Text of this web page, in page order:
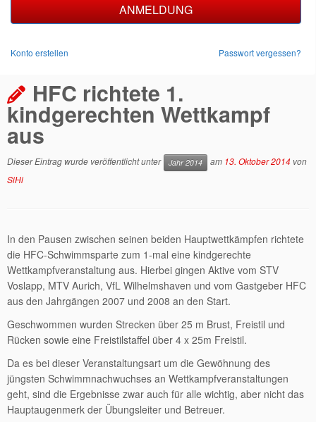
ANMELDUNG
Konto erstellen Passwort vergessen?
HFC richtete 1.
kindgerechten Wettkampf
aus
Dieser Eintrag wurde veröffentlicht unter Jahr 2014 am 13. Oktober 2014 von
SiHi
In den Pausen zwischen seinen beiden Hauptwettkämpfen richtete
die HFC-Schwimmsparte zum 1-mal eine kindgerechte
Wettkampfveranstaltung aus. Hierbei gingen Aktive vom STV
Voslapp, MTV Aurich, VfL Wilhelmshaven und vom Gastgeber HFC
aus den Jahrgängen 2007 und 2008 an den Start.
Geschwommen wurden Strecken über 25 m Brust, Freistil und
Rücken sowie eine Freistilstaffel über 4 x 25m Freistil.
Da es bei dieser Veranstaltungsart um die Gewöhnung des
jüngsten Schwimmnachwuchses an Wettkampfveranstaltungen
geht, sind die Ergebnisse zwar auch für alle wichtig, aber nicht das
Hauptaugenmerk der Übungsleiter und Betreuer.